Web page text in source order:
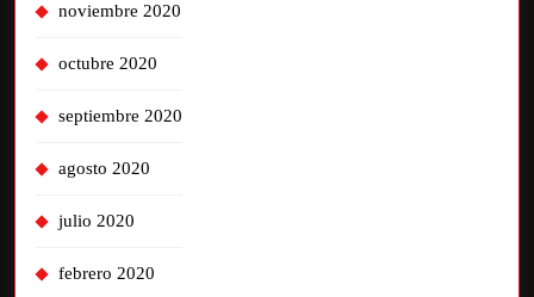
noviembre 2020
octubre 2020
septiembre 2020
agosto 2020
julio 2020
febrero 2020